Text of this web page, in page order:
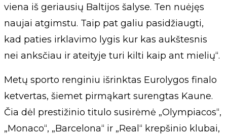
viena iš geriausių Baltijos šalyse. Ten nuėjęs
naujai atgimstu. Taip pat galiu pasidžiaugti,
kad paties irklavimo lygis kur kas aukštesnis
nei anksčiau ir ateityje turi kilti kaip ant mielių“.
Metų sporto renginiu išrinktas Eurolygos finalo
ketvertas, šiemet pirmąkart surengtas Kaune.
Čia dėl prestižinio titulo susirėmė „Olympiacos“,
„Monaco“, „Barcelona“ ir „Real“ krepšinio klubai,